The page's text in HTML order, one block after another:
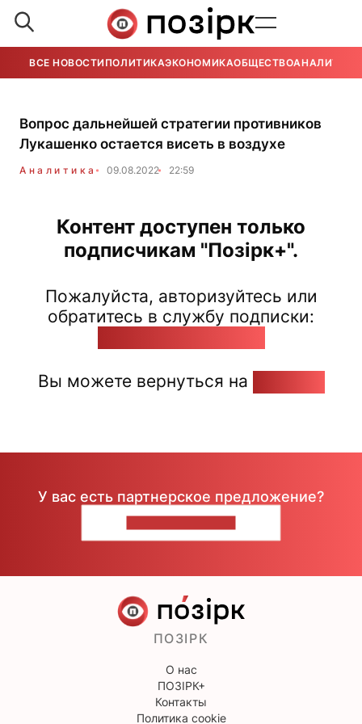
ВСЕ НОВОСТИ ПОЛИТИКАЭКОНОМИКАОБЩЕСТВОАНАЛИТИКА
Вопрос дальнейшей стратегии противников
Лукашенко остается висеть в воздухе
Аналитика 09.08.2022 22:59
Контент доступен только
подписчикам "Позірк+".
Пожалуйста, авторизуйтесь или
обратитесь в службу подписки:
Вы можете вернуться на
У вас есть партнерское предложение?
ПОЗІРК
О нас
ПОЗІРК+
Контакты
Политика cookie